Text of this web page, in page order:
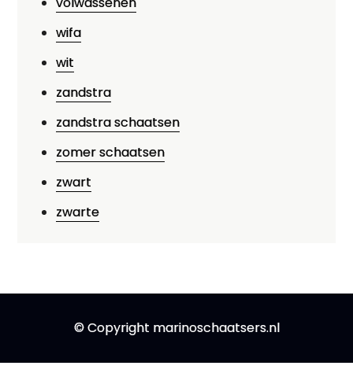
wifa
wit
zandstra
zandstra schaatsen
zomer schaatsen
zwart
zwarte
© Copyright marinoschaatsers.nl